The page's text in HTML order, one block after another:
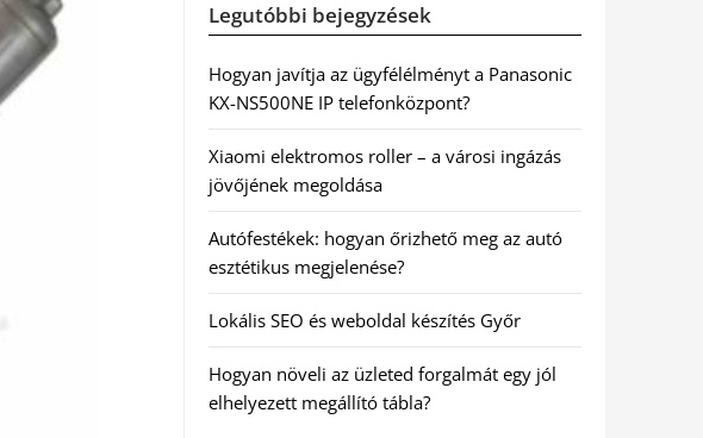
Legutóbbi bejegyzések
Hogyan javítja az ügyfélélményt a Panasonic
KX-NS500NE IP telefonközpont?
Xiaomi elektromos roller – a városi ingázás
jövőjének megoldása
Autófestékek: hogyan őrizhető meg az autó
esztétikus megjelenése?
Lokális SEO és weboldal készítés Győr
Hogyan növeli az üzleted forgalmát egy jól
elhelyezett megállító tábla?